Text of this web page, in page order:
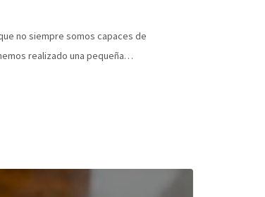
no siempre somos capaces de
realizado una pequeña…